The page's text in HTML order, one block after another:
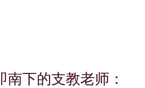
下的支教老师：